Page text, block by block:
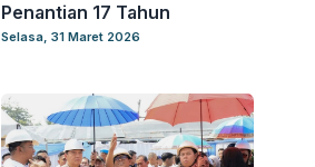
Penantian 17 Tahun
Selasa, 31 Maret 2026